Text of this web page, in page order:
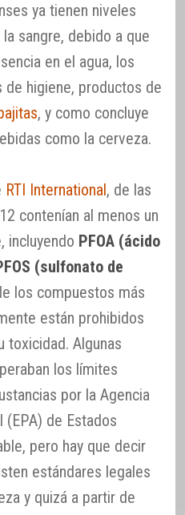
ya tienen niveles
sangre, debido a que
en el agua, los
de higiene, productos de
, y como concluye
como la cerveza.
RTI International, de las
contenían al menos un
incluyendo PFOA (ácido
(sulfonato de
los compuestos más
están prohibidos
toxicidad. Algunas
los límites
por la Agencia
de Estados
pero hay que decir
estándares legales
y quizá a partir de